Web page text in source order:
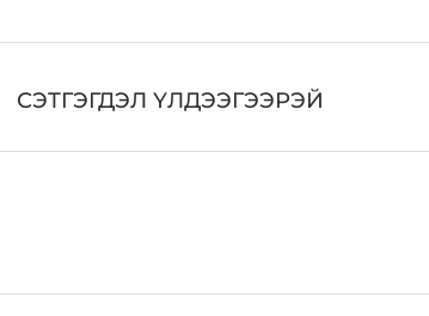
СЭТГЭГДЭЛ ҮЛДЭЭГЭЭРЭЙ